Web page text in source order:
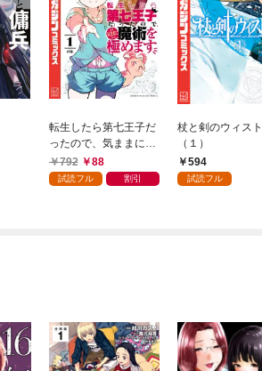
転生したら第七王子だ
ったので、気ままに魔
術を極めます（１）
792 88
試読フル 割引
杖と剣のウィス
（１）
594
試読フル